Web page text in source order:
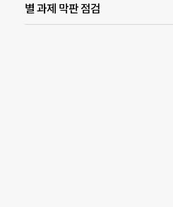
별 과제 막판 점검